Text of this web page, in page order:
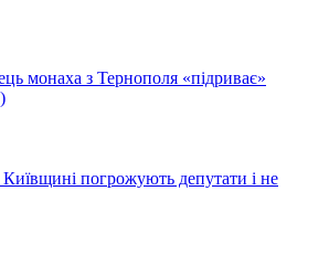
монаха з Тернополя «підриває»
погрожують депутати і не